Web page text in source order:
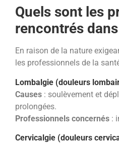
Quels sont les
rencontrés
En raison de la nature
les professionnels de la
Lombalgie (douleurs
Causes : soulèvement et
prolongées.
Professionnels concernés :
Cervicalgie (douleurs